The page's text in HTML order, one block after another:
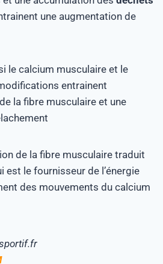
une augmentation de
le calcium musculaire et le
entrainent
de la fibre musculaire et une
de la fibre musculaire traduit
est le fournisseur de l’énergie
des mouvements du calcium